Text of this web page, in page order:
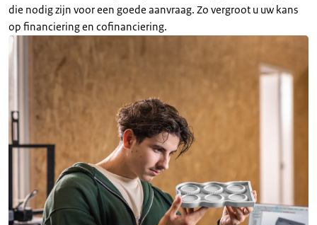
die nodig zijn voor een goede aanvraag. Zo vergroot u uw kans
op financiering en cofinanciering.